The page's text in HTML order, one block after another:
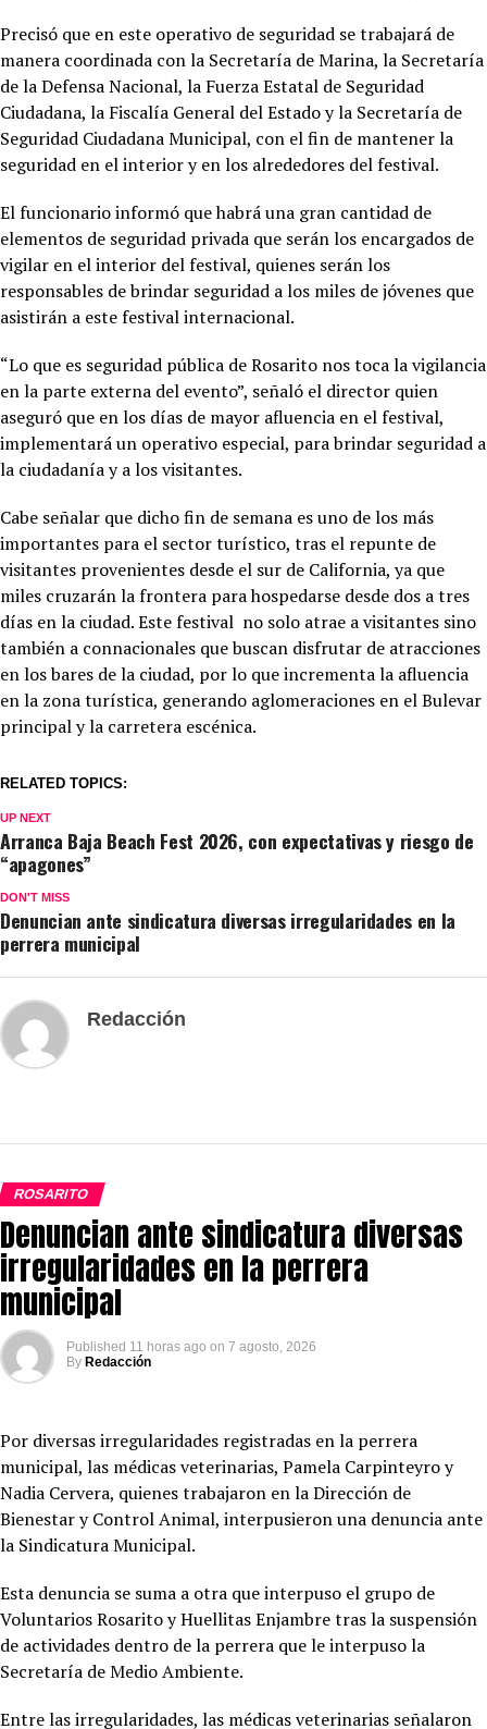
Precisó que en este operativo de seguridad se trabajará de
manera coordinada con la Secretaría de Marina, la Secretaría
de la Defensa Nacional, la Fuerza Estatal de Seguridad
Ciudadana, la Fiscalía General del Estado y la Secretaría de
Seguridad Ciudadana Municipal, con el fin de mantener la
seguridad en el interior y en los alrededores del festival.
El funcionario informó que habrá una gran cantidad de
elementos de seguridad privada que serán los encargados de
vigilar en el interior del festival, quienes serán los
responsables de brindar seguridad a los miles de jóvenes que
asistirán a este festival internacional.
“Lo que es seguridad pública de Rosarito nos toca la vigilancia
en la parte externa del evento”, señaló el director quien
aseguró que en los días de mayor afluencia en el festival,
implementará un operativo especial, para brindar seguridad a
la ciudadanía y a los visitantes.
Cabe señalar que dicho fin de semana es uno de los más
importantes para el sector turístico, tras el repunte de
visitantes provenientes desde el sur de California, ya que
miles cruzarán la frontera para hospedarse desde dos a tres
días en la ciudad. Este festival no solo atrae a visitantes sino
también a connacionales que buscan disfrutar de atracciones
en los bares de la ciudad, por lo que incrementa la afluencia
en la zona turística, generando aglomeraciones en el Bulevar
principal y la carretera escénica.
RELATED TOPICS:
UP NEXT
Arranca Baja Beach Fest 2026, con expectativas y riesgo de
“apagones”
DON'T MISS
Denuncian ante sindicatura diversas irregularidades en la
perrera municipal
Redacción
ROSARITO
Denuncian ante sindicatura diversas
irregularidades en la perrera
municipal
Published 11 horas ago on 7 agosto, 2026
By Redacción
Por diversas irregularidades registradas en la perrera
municipal, las médicas veterinarias, Pamela Carpinteyro y
Nadia Cervera, quienes trabajaron en la Dirección de
Bienestar y Control Animal, interpusieron una denuncia ante
la Sindicatura Municipal.
Esta denuncia se suma a otra que interpuso el grupo de
Voluntarios Rosarito y Huellitas Enjambre tras la suspensión
de actividades dentro de la perrera que le interpuso la
Secretaría de Medio Ambiente.
Entre las irregularidades, las médicas veterinarias señalaron